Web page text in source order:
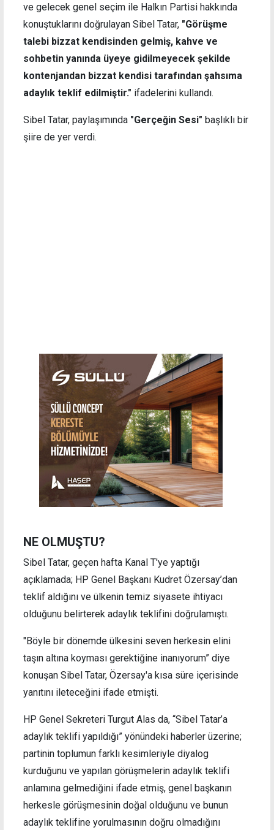
ve gelecek genel seçim ile Halkın Partisi hakkında
konuştuklarını doğrulayan Sibel Tatar, "Görüşme
talebi bizzat kendisinden gelmiş, kahve ve
sohbetin yanında üyeye gidilmeyecek şekilde
kontenjandan bizzat kendisi tarafından şahsıma
adaylık teklif edilmiştir." ifadelerini kullandı.
Sibel Tatar, paylaşımında "Gerçeğin Sesi" başlıklı bir
şiire de yer verdi.
NE OLMUŞTU?
Sibel Tatar, geçen hafta Kanal T'ye yaptığı
açıklamada; HP Genel Başkanı Kudret Özersay’dan
teklif aldığını ve ülkenin temiz siyasete ihtiyacı
olduğunu belirterek adaylık teklifini doğrulamıştı.
"Böyle bir dönemde ülkesini seven herkesin elini
taşın altına koyması gerektiğine inanıyorum” diye
konuşan Sibel Tatar, Özersay'a kısa süre içerisinde
yanıtını ileteceğini ifade etmişti.
HP Genel Sekreteri Turgut Alas da, “Sibel Tatar’a
adaylık teklifi yapıldığı” yönündeki haberler üzerine;
partinin toplumun farklı kesimleriyle diyalog
kurduğunu ve yapılan görüşmelerin adaylık teklifi
anlamına gelmediğini ifade etmiş, genel başkanın
herkesle görüşmesinin doğal olduğunu ve bunun
adaylık teklifine yorulmasının doğru olmadığını